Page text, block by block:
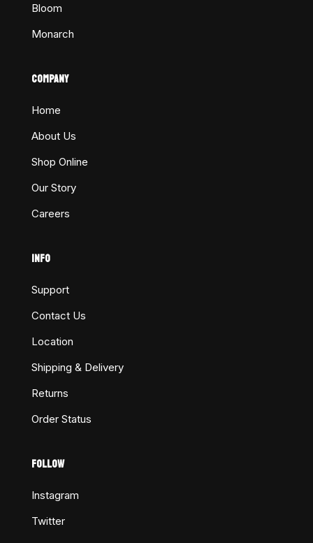
Bloom
Monarch
COMPANY
Home
About Us
Shop Online
Our Story
Careers
INFO
Support
Contact Us
Location
Shipping & Delivery
Returns
Order Status
FOLLOW
Instagram
Twitter